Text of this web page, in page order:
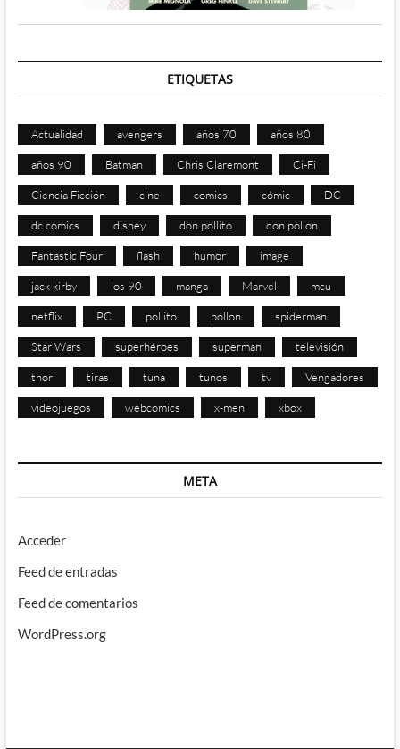
ETIQUETAS
Actualidad avengers años 70 años 80
años 90 Batman Chris Claremont Ci-Fi
Ciencia Ficción cine comics cómic DC
dc comics disney don pollito don pollon
Fantastic Four flash humor image
jack kirby los 90 manga Marvel mcu
netflix PC pollito pollon spiderman
Star Wars superhéroes superman televisión
thor tiras tuna tunos tv Vengadores
videojuegos webcomics x-men xbox
META
Acceder
Feed de entradas
Feed de comentarios
WordPress.org